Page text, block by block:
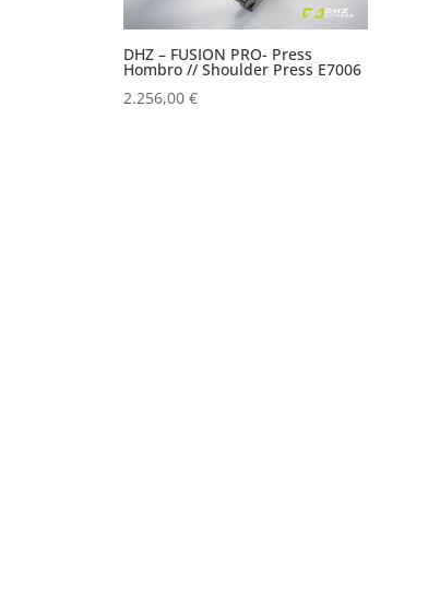
DHZ – FUSION PRO- Press
Hombro // Shoulder Press E7006
2.256,00 €